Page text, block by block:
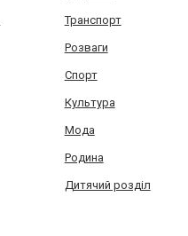
Транспорт
Розваги
Спорт
Культура
Мода
Родина
Дитячий розділ